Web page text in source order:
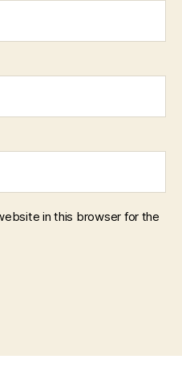
in this browser for the